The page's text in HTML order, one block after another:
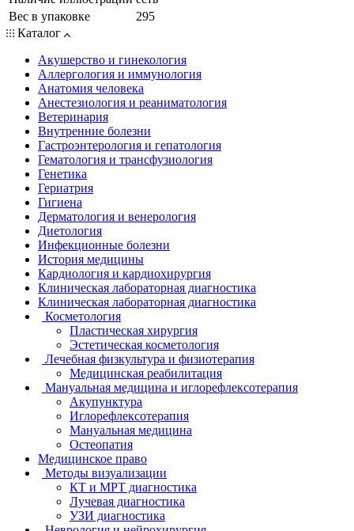
Вес в упаковке
295
Каталог
Акушерство и гинекология
Аллергология и иммунология
Анатомия человека
Анестезиология и реаниматология
Ветеринария
Внутренние болезни
Гастроэнтерология и гепатология
Гематология и трансфузиология
Генетика
Гериатрия
Гигиена
Дерматология и венерология
Диетология
Инфекционные болезни
История медицины
Кардиология и кардиохирургия
Клиническая лабораторная диагностика
Клиническая лабораторная диагностика
Косметология
Пластическая хирургия
Эстетическая косметология
Лечебная физкультура и физиотерапия
Медицинская реабилитация
Мануальная медицина и иглорефлексотерапия
Акупунктура
Иглорефлексотерапия
Мануальная медицина
Остеопатия
Медицинское право
Методы визуализации
КТ и МРТ диагностика
Лучевая диагностика
УЗИ диагностика